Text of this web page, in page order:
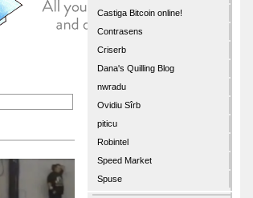
Castiga Bitcoin online!
Contrasens
Criserb
Dana's Quilling Blog
nwradu
Ovidiu Sîrb
piticu
Robintel
Speed Market
Spuse